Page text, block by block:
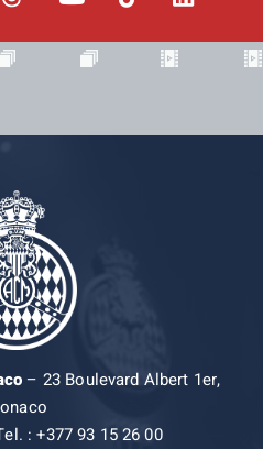
– 23 Boulevard Albert 1er,
: +377 93 15 26 00